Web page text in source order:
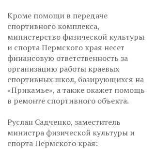
Кроме помощи в передаче
спортивного комплекса,
министерство физической культуры
и спорта Пермского края несет
финансовую ответственность за
организацию работы краевых
спортивных школ, базирующихся на
«Прикамье», а также окажет помощь
в ремонте спортивного объекта.
Руслан Садченко, заместитель
министра физической культуры и
спорта Пермского края: